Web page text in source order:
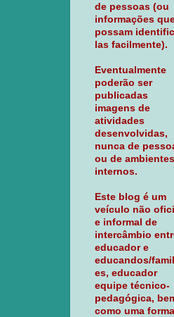
de pessoas (ou
informações
possam
las facilmente).
Eventualmente
poderão ser
publicadas
imagens de
atividades
desenvolvidas,
nunca de
ou de ambientes
internos.
Este blog é um
veículo não
e informal de
intercâmbio
educador e
educandos/
es, educador
equipe técnico-
pedagógica,
como uma forma